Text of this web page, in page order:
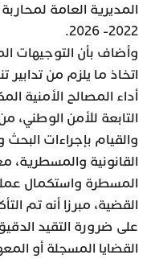
المديرية العامة
2022- 2026.
وأضاف بأن التوجيهات
اتخاذ ما يلزم من
أداء المصالح الأمنية
التابعة للأمن الوطني،
والقيام بإجراءات
القانونية
المسطرة واستكمال
القضية، مبرزا أنه تم
على ضرورة التقيد
القضايا المسجلة أو